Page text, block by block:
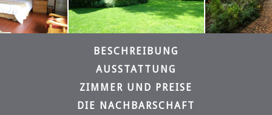
BESCHREIBUNG
AUSSTATTUNG
ZIMMER UND PREISE
DIE NACHBARSCHAFT